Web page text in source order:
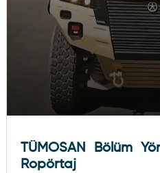
TÜMOSAN Bölüm
Ropörtaj